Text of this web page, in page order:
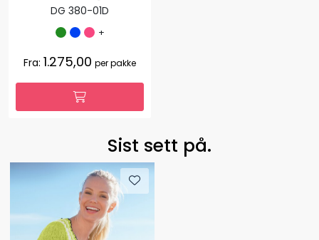
DG 380-01D
+
Fra: 1.275,00 per pakke
Sist sett på.